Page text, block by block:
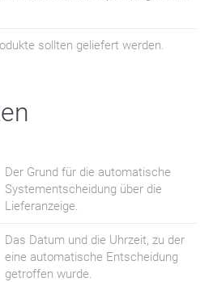
sollten geliefert werden.
Der Grund für die automatische
Systementscheidung über die
Lieferanzeige.
Das Datum und die Uhrzeit, zu der
eine automatische Entscheidung
getroffen wurde.